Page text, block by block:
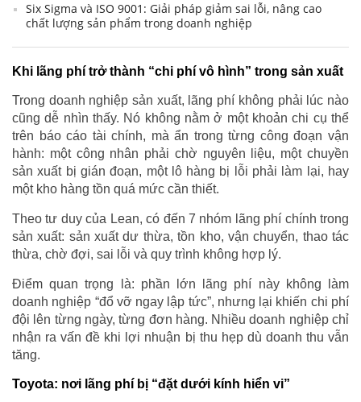
Six Sigma và ISO 9001: Giải pháp giảm sai lỗi, nâng cao
chất lượng sản phẩm trong doanh nghiệp
Khi lãng phí trở thành “chi phí vô hình” trong sản xuất
Trong doanh nghiệp sản xuất, lãng phí không phải lúc nào
cũng dễ nhìn thấy. Nó không nằm ở một khoản chi cụ thể
trên báo cáo tài chính, mà ẩn trong từng công đoạn vận
hành: một công nhân phải chờ nguyên liệu, một chuyền
sản xuất bị gián đoạn, một lô hàng bị lỗi phải làm lại, hay
một kho hàng tồn quá mức cần thiết.
Theo tư duy của Lean, có đến 7 nhóm lãng phí chính trong
sản xuất: sản xuất dư thừa, tồn kho, vận chuyển, thao tác
thừa, chờ đợi, sai lỗi và quy trình không hợp lý.
Điểm quan trọng là: phần lớn lãng phí này không làm
doanh nghiệp “đổ vỡ ngay lập tức”, nhưng lại khiến chi phí
đội lên từng ngày, từng đơn hàng. Nhiều doanh nghiệp chỉ
nhận ra vấn đề khi lợi nhuận bị thu hẹp dù doanh thu vẫn
tăng.
Toyota: nơi lãng phí bị “đặt dưới kính hiển vi”